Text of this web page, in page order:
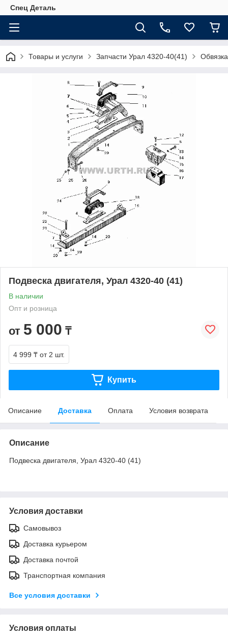
Спец Деталь
Товары и услуги Запчасти Урал 4320-40(41)
Подвеска двигателя, Урал 4320-40 (41)
В наличии
Опт и розница
от 5 000 ₸
4 999 ₸ от 2 шт.
Купить
Описание Доставка Оплата Условия возврата
Описание
Подвеска двигателя, Урал 4320-40 (41)
Условия доставки
Самовывоз
Доставка курьером
Доставка почтой
Транспортная компания
Все условия доставки
Условия оплаты